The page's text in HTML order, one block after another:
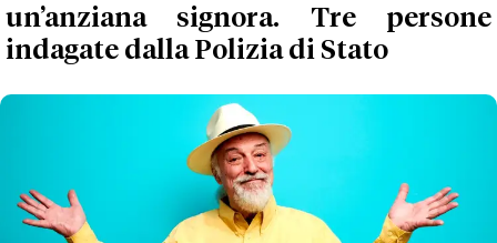
un’anziana signora. Tre persone
indagate dalla Polizia di Stato